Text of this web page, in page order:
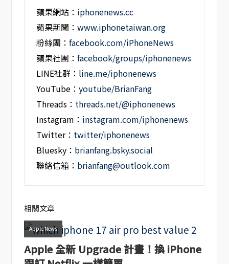
蘋果網站： iphonenews.cc
蘋果新聞：www.iphonetaiwan.org
粉絲團：facebook.com/iPhoneNews
蘋果社團：facebook/groups/iphonenews
LINE社群： line.me/iphonenews
YouTube：youtube/BrianFang
Threads： threads.net/@iphonenews
Instagram： instagram.com/iphonenews
Twitter： twitter/iphonenews
Bluesky： brianfang.bsky.social
聯絡信箱： brianfang@outlook.com
相關文章
Apple News
Apple 全新 Upgrade 計畫！換 iPhone